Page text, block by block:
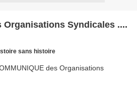
Organisations Syndicales ....
sans histoire